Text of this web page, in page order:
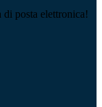
posta elettronica!